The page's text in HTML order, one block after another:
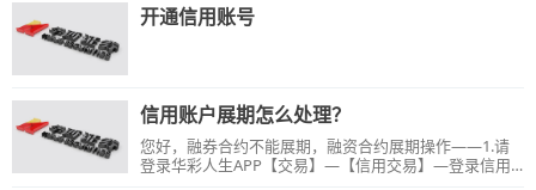
开通信用账号
信用账户展期怎么处理？
您好，融券合约不能展期，融资合约展期操作——1.请
登录华彩人生APP【交易】—【信用交易】—登录信用